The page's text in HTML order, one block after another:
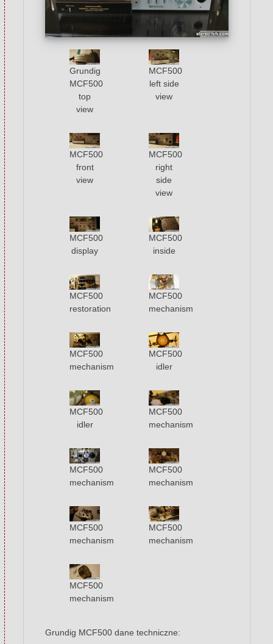
Grundig
MCF500
top
view
MCF500
left side
view
MCF500
front
view
MCF500
right
side
view
MCF500
display
MCF500
inside
MCF500
restoration
MCF500
mechanism
MCF500
mechanism
MCF500
idler
MCF500
idler
MCF500
mechanism
MCF500
mechanism
MCF500
mechanism
MCF500
mechanism
MCF500
mechanism
MCF500
mechanism
Grundig MCF500 dane techniczne: